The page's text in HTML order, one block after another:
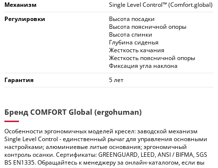
Механизм
Single Level Control™ (Comfort.global)
Регулировки
Высота посадки
Высота поясничной опоры
Высота спинки
Глубина сиденья
Жесткость качания
Жесткость поясничной опоры
Фиксация угла наклона
Гарантия
5 лет
Бренд COMFORT Global (ergohuman)
Особенности эргономичных моделей кресел: заводской механизм
Single Level Control - единственный рычаг для управления основными
настройками; алюминиевые литые основания; эргономичный
контроль осанки. Сертификаты: GREENGUARD, LEED, ANSI / BIFMA, SGS
BS EN1335. Обращайтесь к менеджеру за онлайн-каталогом, если вы